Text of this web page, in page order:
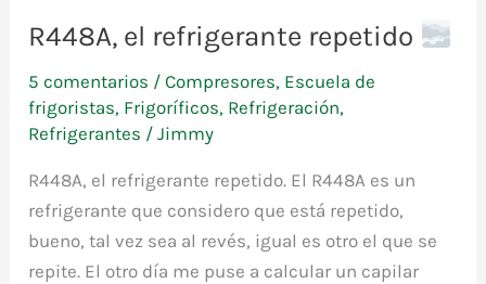
R448A, el refrigerante repetido
5 comentarios /Compresores, Escuela de
frigoristas, Frigoríficos, Refrigeración,
Refrigerantes /Jimmy
R448A, el refrigerante repetido. El R448A es un
refrigerante que considero que está repetido,
bueno, tal vez sea al revés, igual es otro el que se
repite. El otro día me puse a calcular un capilar